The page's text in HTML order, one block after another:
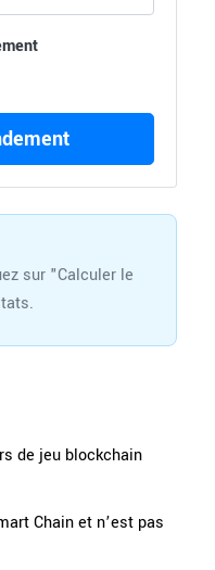
sur "Calculer le
de jeu blockchain
Chain et n’est pas